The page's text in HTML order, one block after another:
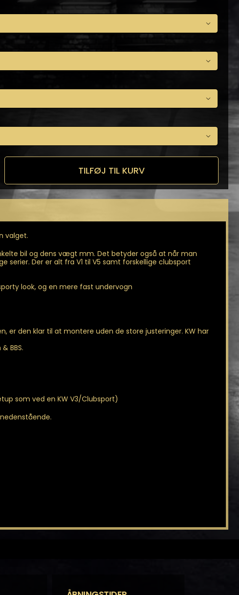




TILFØJ TIL KURV
valget.
bil og dens vægt mm. Det betyder også at når man
Der er alt fra V1 til V5 samt forskellige clubsport
look, og en mere fast undervogn
den klar til at montere uden de store justeringer. KW har
BBS.
som ved en KW V3/Clubsport)